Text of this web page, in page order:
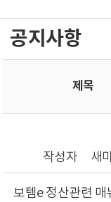
공지사항
제목
작성자
새
보템e 정산관련 매